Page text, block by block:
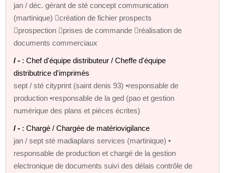
jan / déc. gérant de sté concept communication
(martinique) création de fichier prospects
prospection prises de commande réalisation de
documents commerciaux
/ - : Chef d'équipe distributeur / Cheffe d'équipe
distributrice d'imprimés
sept / sté cityprint (saint denis 93) •responsable de
production •responsable de la ged (pao et gestion
numérique des plans et pièces écrites)
/ - : Chargé / Chargée de matériovigilance
jan / sept sté madiaplans services (martinique) •
responsable de production et chargé de la gestion
electronique de documents suivi des délais contrôle de